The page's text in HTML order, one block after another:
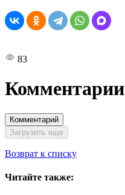
83
Комментарии
Комментарий
Загрузить еще
Возврат к списку
Читайте также: